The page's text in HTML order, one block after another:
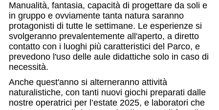
Manualità, fantasia, capacità di progettare da soli e
in gruppo e ovviamente tanta natura saranno
protagonisti di tutte le settimane. Le esperienze si
svolgeranno prevalentemente all'aperto, a diretto
contatto con i luoghi più caratteristici del Parco, e
prevedono l'uso delle aule didattiche solo in caso di
necessità.
Anche quest'anno si alterneranno attività
naturalistiche, con tanti nuovi giochi preparati dalle
nostre operatrici per l’estate 2025, e laboratori che